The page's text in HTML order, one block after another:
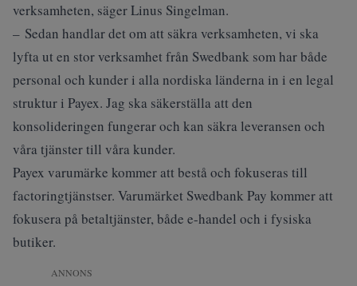
verksamheten, säger Linus Singelman.
– Sedan handlar det om att säkra verksamheten, vi ska
lyfta ut en stor verksamhet från Swedbank som har både
personal och kunder i alla nordiska länderna in i en legal
struktur i Payex. Jag ska säkerställa att den
konsolideringen fungerar och kan säkra leveransen och
våra tjänster till våra kunder.
Payex varumärke kommer att bestå och fokuseras till
factoringtjänstser. Varumärket Swedbank Pay kommer att
fokusera på betaltjänster, både e-handel och i fysiska
butiker.
ANNONS